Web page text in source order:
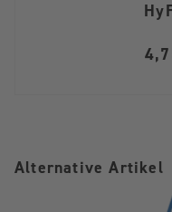
Alternative Artikel